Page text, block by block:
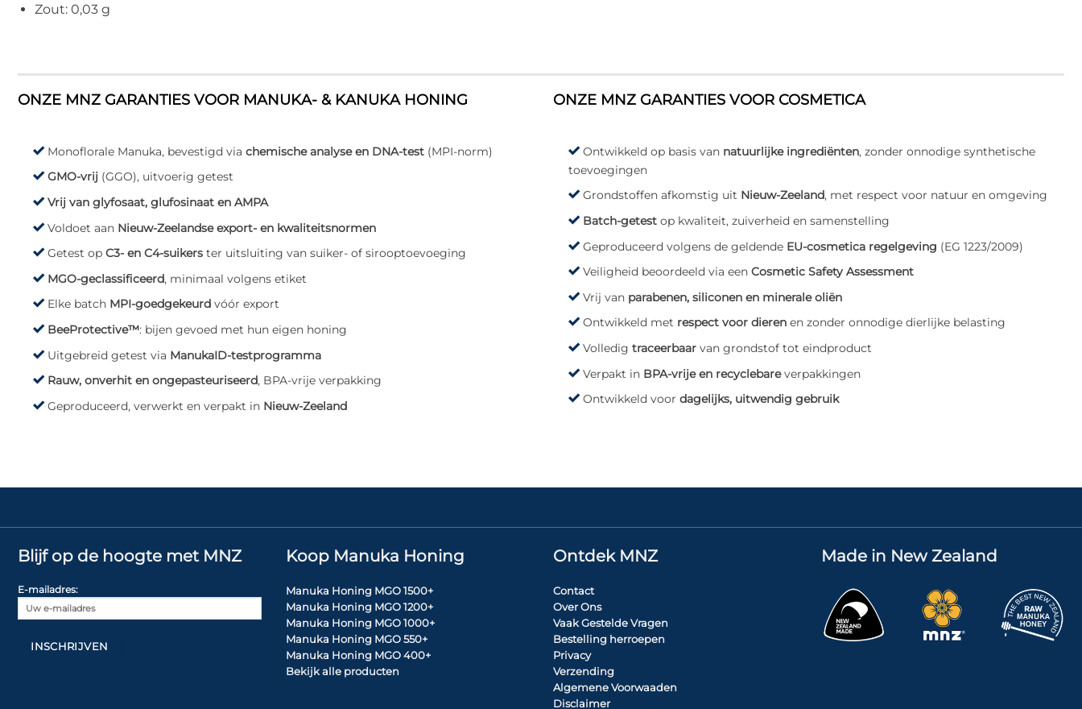
Zout: 0,03 g
ONZE MNZ GARANTIES VOOR MANUKA- & KANUKA HONING ONZE MNZ GARANTIES VOOR COSMETICA
Monoflorale Manuka, bevestigd via chemische analyse en DNA-test(MPI-norm)
GMO-vrij(GGO), uitvoerig getest
Vrij van glyfosaat, glufosinaat en AMPA
Voldoet aan Nieuw-Zeelandse export- en kwaliteitsnormen
Getest op C3- en C4-suikerster uitsluiting van suiker- of sirooptoevoeging
MGO-geclassificeerd, minimaal volgens etiket
Elke batch MPI-goedgekeurdvóór export
BeeProtective™: bijen gevoed met hun eigen honing
Uitgebreid getest via ManukaID-testprogramma
Rauw, onverhit en ongepasteuriseerd, BPA-vrije verpakking
Geproduceerd, verwerkt en verpakt in Nieuw-Zeeland
Ontwikkeld op basis van natuurlijke ingrediënten, zonder onnodige synthetische
toevoegingen
Grondstoffen afkomstig uit Nieuw-Zeeland, met respect voor natuur en omgeving
Batch-getestop kwaliteit, zuiverheid en samenstelling
Geproduceerd volgens de geldende EU-cosmetica regelgeving (EG 1223/2009)
Veiligheid beoordeeld via een Cosmetic Safety Assessment
Vrij van parabenen, siliconen en minerale oliën
Ontwikkeld met respect voor dierenen zonder onnodige dierlijke belasting
Volledig traceerbaarvan grondstof tot eindproduct
Verpakt in BPA-vrije en recyclebareverpakkingen
Ontwikkeld voor dagelijks, uitwendig gebruik
Blijf op de hoogte met MNZ
E-mailadres:
Koop Manuka Honing
Manuka Honing MGO 1500+
Manuka Honing MGO 1200+
Manuka Honing MGO 1000+
Manuka Honing MGO 550+
Manuka Honing MGO 400+
Bekijk alle producten
Ontdek MNZ
Contact
Over Ons
Vaak Gestelde Vragen
Bestelling herroepen
Privacy
Verzending
Algemene Voorwaaden
Disclaimer
Made in New Zealand